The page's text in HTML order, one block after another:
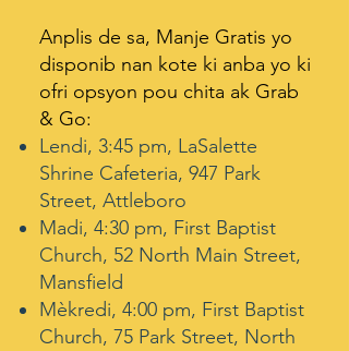
Anplis de sa, Manje Gratis yo
disponib nan kote ki anba yo ki
ofri opsyon pou chita ak Grab
& Go:
Lendi, 3:45 pm, LaSalette
Shrine Cafeteria, 947 Park
Street, Attleboro
Madi, 4:30 pm, First Baptist
Church, 52 North Main Street,
Mansfield
Mèkredi, 4:00 pm, First Baptist
Church, 75 Park Street, North